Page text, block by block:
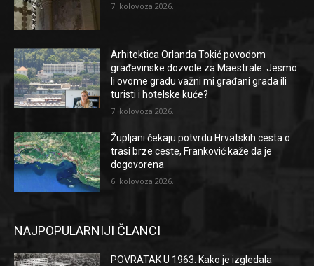
7. kolovoza 2026.
Arhitektica Orlanda Tokić povodom
građevinske dozvole za Maestrale: Jesmo
li ovome gradu važni mi građani grada ili
turisti i hotelske kuće?
7. kolovoza 2026.
Župljani čekaju potvrdu Hrvatskih cesta o
trasi brze ceste, Franković kaže da je
dogovorena
6. kolovoza 2026.
NAJPOPULARNIJI ČLANCI
POVRATAK U 1963. Kako je izgledala